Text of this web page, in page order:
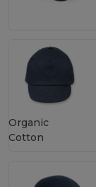
Organic
Cotton